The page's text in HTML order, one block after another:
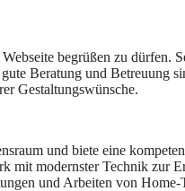
begrüßen zu dürfen.
Beratung und Betreuung
Gestaltungswünsche.
und biete eine
mit modernster Technik zur
und Arbeiten von Home-